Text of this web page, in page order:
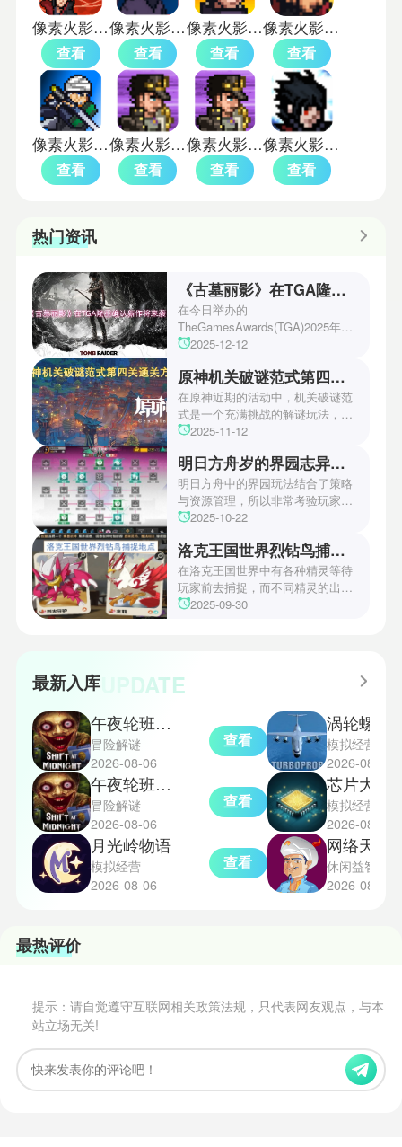
像素火影u鼬神
查看
像素火影强者加强版
查看
像素火影次世代版本
查看
像素火影次世代晓鼬
查看
像素火影三船版
查看
像素火影jojo乱入版
查看
像素火影承太郎版
查看
像素火影单机版全忍者
查看
热门资讯
《古墓丽影》在TGA隆重确认新作将来袭！
在今日举办的
TheGamesAwards(TGA)2025年度
游戏颁奖典礼中，古墓丽影系列公
场资讯让众多玩家们都非常期待！
本次官方也宣布游戏将于2027年登
陆PS5、Xbox以及PC平台！有兴
趣的玩家们可以继续留守鲶鱼网！
2025-12-12
原神机关破谜范式第四关通关方法
在原神近期的活动中，机关破谜范
式是一个充满挑战的解谜玩法，其
中第四关是许多玩家遇到困难的地
机关破谜范式第四关通关方法，助
玩家们能够顺利通关！有兴趣的玩
家们快来一起看看吧！
2025-11-12
明日方舟岁的界园志异攻略
明日方舟中的界园玩法结合了策略
与资源管理，所以非常考验玩家的
操作和规划能力。游戏里拥有先
丰富多样的角色体系足以满足不同
战术需求。电表倒转是界园中的核
心挑战之一，玩家需合理利用通宝
和特殊钱币进行资源转换。明日方
乐趣和探索深度，丰富了玩家的游
2025-10-22
洛克王国世界烈钻鸟捕捉地点
在洛克王国世界中有各种精灵等待
玩家前去捕捉，而不同精灵的出现
地点和捕捉方式也各不相同。有少
2025-09-30
最新入库UPDATE
午夜轮班汉化版
冒险解谜
2026-08-06
查看
午夜轮班恐怖游戏手机版
冒险解谜
2026-08-06
查看
月光岭物语
模拟经营
2026-08-06
查看
模拟经营
2026-08-06
模拟经营
2026-08-06
休闲益智
2026-08-06
最热评价
提示：请自觉遵守互联网相关政策法规，只代表网友观点，与本
站立场无关!